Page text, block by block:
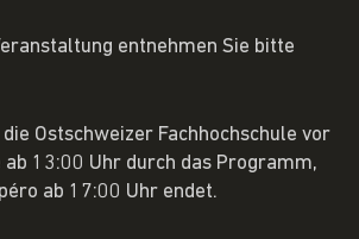
entnehmen Sie bitte
Ostschweizer Fachhochschule vor
13:00 Uhr durch das Programm,
ab 17:00 Uhr endet.